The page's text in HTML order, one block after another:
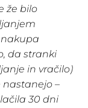
že bilo
da stranki
in vračilo)
–
30 dni